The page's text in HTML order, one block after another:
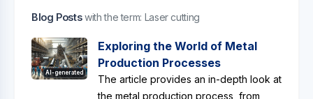
Blog Postswith the term: Laser cutting
AI-generated
Exploring the World of Metal
Production Processes
The article provides an in-depth look at
the metal production process, from